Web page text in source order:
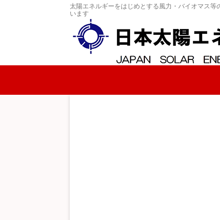
太陽エネルギーをはじめとする風力・バイオマス
います
コンテンツへスキップ